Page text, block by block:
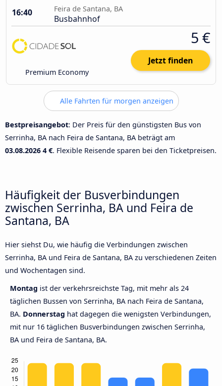
16:40
Feira de Santana, BA
Busbahnhof
Premium Economy
5 €
Jetzt finden
Alle Fahrten für morgen anzeigen
Bestpreisangebot: Der Preis für den günstigsten Bus von
Serrinha, BA nach Feira de Santana, BA beträgt am
03.08.2026 4 €. Flexible Reisende sparen bei den Ticketpreisen.
Häufigkeit der Busverbindungen
zwischen Serrinha, BA und Feira de
Santana, BA
Hier siehst Du, wie häufig die Verbindungen zwischen
Serrinha, BA und Feira de Santana, BA zu verschiedenen Zeiten
und Wochentagen sind.
Montag ist der verkehrsreichste Tag, mit mehr als 24
täglichen Bussen von Serrinha, BA nach Feira de Santana,
BA. Donnerstag hat dagegen die wenigsten Verbindungen,
mit nur 16 täglichen Busverbindungen zwischen Serrinha,
BA und Feira de Santana, BA.